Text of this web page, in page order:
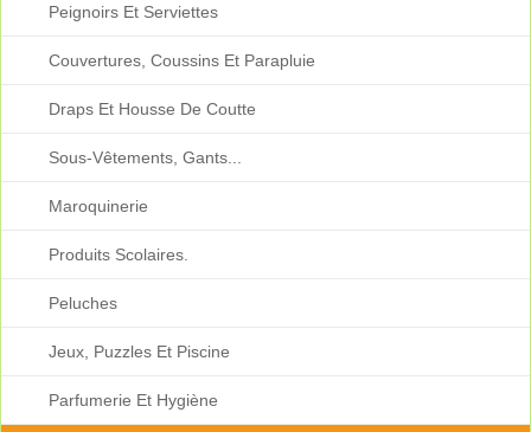
Peignoirs Et Serviettes
Couvertures, Coussins Et Parapluie
Draps Et Housse De Coutte
Sous-Vêtements, Gants...
Maroquinerie
Produits Scolaires.
Peluches
Jeux, Puzzles Et Piscine
Parfumerie Et Hygiène